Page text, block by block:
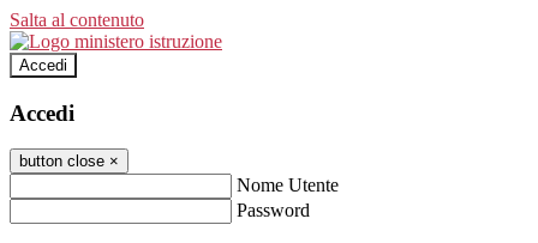
Salta al contenuto
Accedi
Accedi
button close ×
Nome Utente
Password